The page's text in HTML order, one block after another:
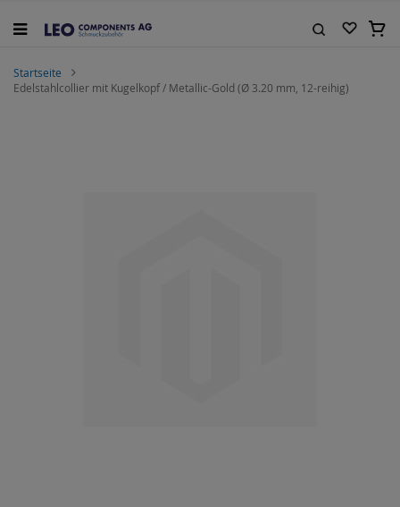
Inhalt
Startseite
Edelstahlcollier mit Kugelkopf / Metallic-Gold (Ø 3.20 mm, 12-reihig)